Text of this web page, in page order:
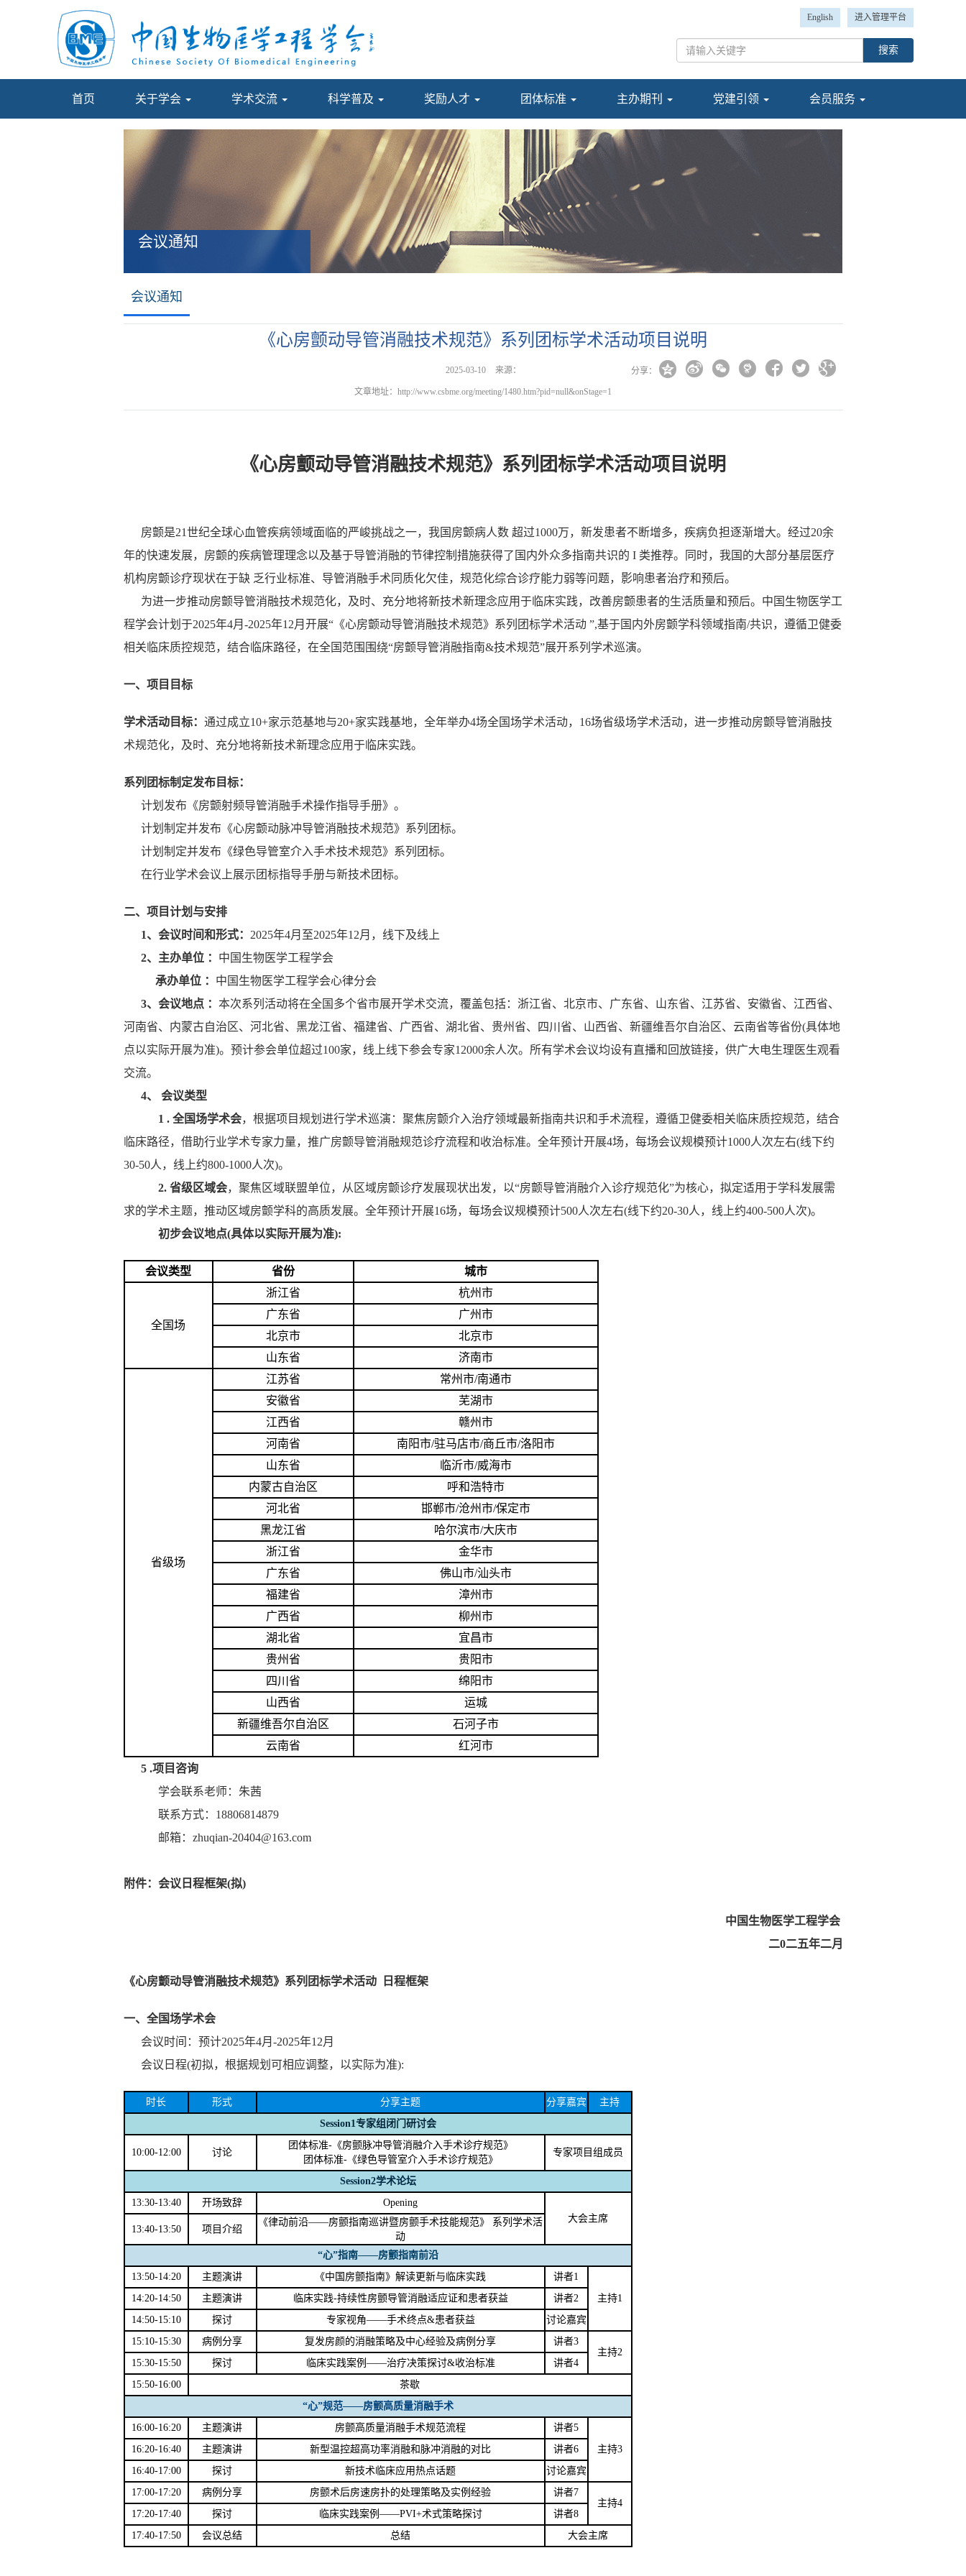
进入管理平台
English
搜索
首页 关于学会 学术交流 科学普及 奖励人才 团体标准 主办期刊 党建引领 会员服务
会议通知
会议通知
《心房颤动导管消融技术规范》系列团标学术活动项目说明
2025-03-10 来源： 分享：       
文章地址：http://www.csbme.org/meeting/1480.htm?pid=null&onStage=1
《心房颤动导管消融技术规范》系列团标学术活动项目说明
房颤是21世纪全球心血管疾病领域面临的严峻挑战之一，我国房颤病人数 超过1000万，新发患者不断增多，疾病负担逐渐增大。经过20余
年的快速发展，房颤的疾病管理理念以及基于导管消融的节律控制措施获得了国内外众多指南共识的 I 类推荐。同时，我国的大部分基层医疗
机构房颤诊疗现状在于缺 乏行业标准、导管消融手术同质化欠佳，规范化综合诊疗能力弱等问题，影响患者治疗和预后。
为进一步推动房颤导管消融技术规范化，及时、充分地将新技术新理念应用于临床实践，改善房颤患者的生活质量和预后。中国生物医学工
程学会计划于2025年4月-2025年12月开展“《心房颤动导管消融技术规范》系列团标学术活动 ”,基于国内外房颤学科领域指南/共识，遵循卫健委
相关临床质控规范，结合临床路径，在全国范围围绕“房颤导管消融指南&技术规范”展开系列学术巡演。
一、项目目标
学术活动目标： 通过成立10+家示范基地与20+家实践基地，全年举办4场全国场学术活动，16场省级场学术活动，进一步推动房颤导管消融技
术规范化，及时、充分地将新技术新理念应用于临床实践。
系列团标制定发布目标：
计划发布《房颤射频导管消融手术操作指导手册》。
计划制定并发布《心房颤动脉冲导管消融技术规范》系列团标。
计划制定并发布《绿色导管室介入手术技术规范》系列团标。
在行业学术会议上展示团标指导手册与新技术团标。
二、项目计划与安排
1、会议时间和形式： 2025年4月至2025年12月，线下及线上
2、主办单位 ： 中国生物医学工程学会
承办单位 ： 中国生物医学工程学会心律分会
3、会议地点 ： 本次系列活动将在全国多个省市展开学术交流，覆盖包括：浙江省、北京市、广东省、山东省、江苏省、安徽省、江西省、
河南省、内蒙古自治区、河北省、黑龙江省、福建省、广西省、湖北省、贵州省、四川省、山西省、新疆维吾尔自治区、云南省等省份(具体地
点以实际开展为准)。预计参会单位超过100家，线上线下参会专家12000余人次。所有学术会议均设有直播和回放链接，供广大电生理医生观看
交流。
4、 会议类型
1 . 全国场学术会，根据项目规划进行学术巡演：聚焦房颤介入治疗领域最新指南共识和手术流程，遵循卫健委相关临床质控规范，结合
临床路径，借助行业学术专家力量，推广房颤导管消融规范诊疗流程和收治标准。全年预计开展4场，每场会议规模预计1000人次左右(线下约
30-50人，线上约800-1000人次)。
2. 省级区域会，聚焦区域联盟单位，从区域房颤诊疗发展现状出发，以“房颤导管消融介入诊疗规范化”为核心，拟定适用于学科发展需
求的学术主题，推动区域房颤学科的高质发展。全年预计开展16场，每场会议规模预计500人次左右(线下约20-30人，线上约400-500人次)。
初步会议地点(具体以实际开展为准):
会议类型 省份 城市
全国场
浙江省
杭州市
广东省
广州市
北京市
北京市
山东省
济南市
省级场
江苏省
常州市/南通市
安徽省
芜湖市
江西省
赣州市
河南省
南阳市/驻马店市/商丘市/洛阳市
山东省
临沂市/威海市
内蒙古自治区
呼和浩特市
河北省
邯郸市/沧州市/保定市
黑龙江省
哈尔滨市/大庆市
浙江省
金华市
广东省
佛山市/汕头市
福建省
漳州市
广西省
柳州市
湖北省
宜昌市
贵州省
贵阳市
四川省
绵阳市
山西省
运城
新疆维吾尔自治区
石河子市
云南省
红河市
5 .项目咨询
学会联系老师：朱茜
联系方式：18806814879
邮箱：zhuqian-20404@163.com
附件：会议日程框架(拟)
中国生物医学工程学会
二0二五年二月
《心房颤动导管消融技术规范》系列团标学术活动 日程框架
一、全国场学术会
会议时间：预计2025年4月-2025年12月
会议日程(初拟，根据规划可相应调整，以实际为准):
时长 形式 分享主题 分享嘉宾
主持
Session1专家组闭门研讨会
10:00-12:00 讨论
团体标准-《房颤脉冲导管消融介入手术诊疗规范》
团体标准-《绿色导管室介入手术诊疗规范》
专家项目组成员
Session2学术论坛
13:30-13:40
开场致辞
Opening
大会主席
13:40-13:50
项目介绍
《律动前沿——房颤指南巡讲暨房颤手术技能规范》 系列学术活
动
“心”指南——房颤指南前沿
13:50-14:20
主题演讲 《中国房颤指南》解读更新与临床实践
讲者1
主持1
14:20-14:50 主题演讲 临床实践-持续性房颤导管消融适应证和患者获益
讲者2
14:50-15:10
探讨 专家视角——手术终点&患者获益
讨论嘉宾
15:10-15:30
病例分享 复发房颜的消融策略及中心经验及病例分享
讲者3
主持2
15:30-15:50
探讨 临床实践案例——治疗决策探讨&收治标准
讲者4
15:50-16:00
茶歇
“心”规范——房颤高质量消融手术
16:00-16:20
主题演讲 房颤高质量消融手术规范流程
讲者5
主持3
16:20-16:40 主题演讲 新型温控超高功率消融和脉冲消融的对比
讲者6
16:40-17:00
探讨 新技术临床应用热点话题
讨论嘉宾
17:00-17:20
病例分享 房颤术后房速房扑的处理策略及实例经验
讲者7
主持4
17:20-17:40
探讨 临床实践案例——PVI+术式策略探讨
讲者8
17:40-17:50
会议总结 总结 大会主席